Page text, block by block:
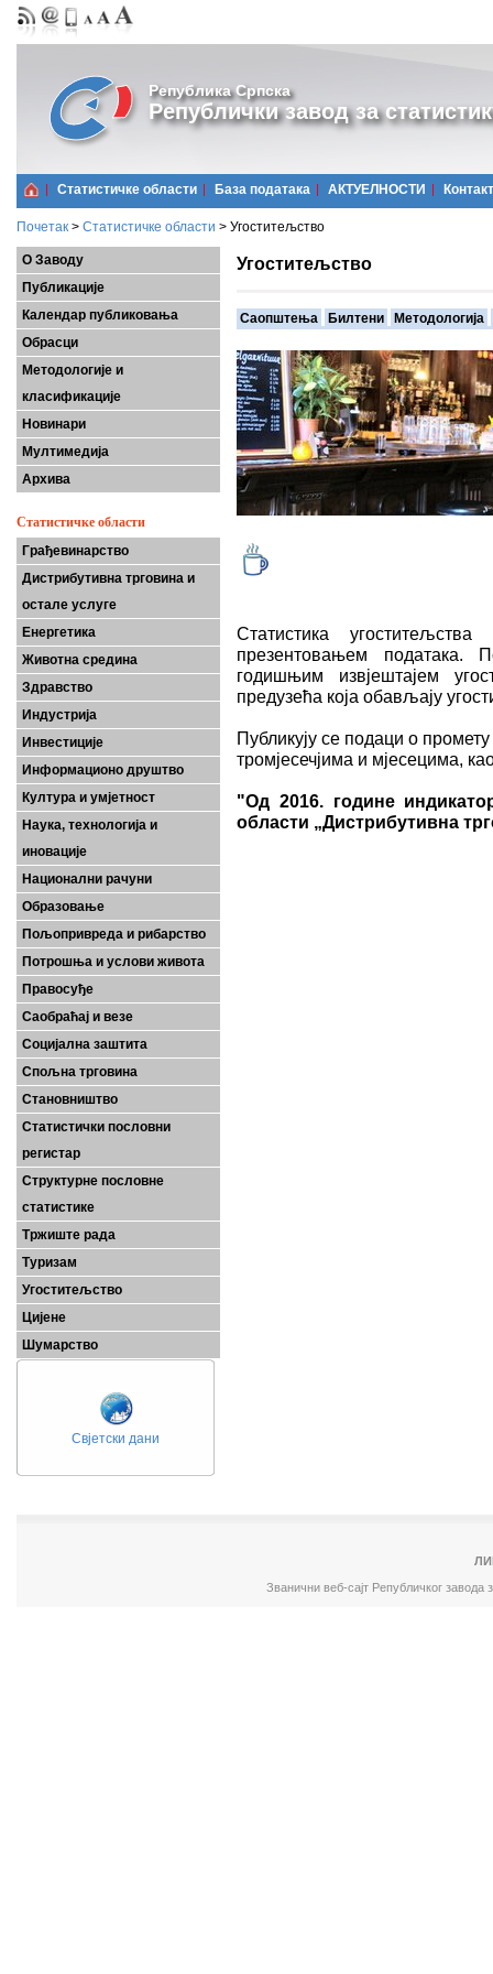
Република Српска
Републички завод за
Статистичке области Базa података АКТУЕЛНОСТИ Контакт
Почетак > Статистичке области > Угоститељство
О Заводу
Публикације
Календар публиковања
Обрасци
Методологије и
класификације
Новинари
Мултимедија
Архива
Статистичке области
Грађевинарство
Дистрибутивна трговина и
остале услуге
Енергетика
Животна средина
Здравство
Индустрија
Инвестиције
Информационо друштво
Култура и умјетност
Наука, технологија и
иновације
Национални рачуни
Образовање
Пољопривреда и рибарство
Потрошња и услови живота
Правосуђе
Саобраћај и везе
Социјална заштита
Спољна трговина
Становништво
Статистички пословни
регистар
Структурне пословне
статистике
Тржиште рада
Туризам
Угоститељство
Цијене
Шумарство
Свјетски дани
Угоститељство
Саопштења Билтени Методологија
Статистика
презентовањем података.
годишњим извјештајем
предузећа која обављају
Публикују се подаци о
тромјесечјима и мјесецима,
"Од 2016. године
области „Дистрибутивна
Званични веб-сајт Републичког